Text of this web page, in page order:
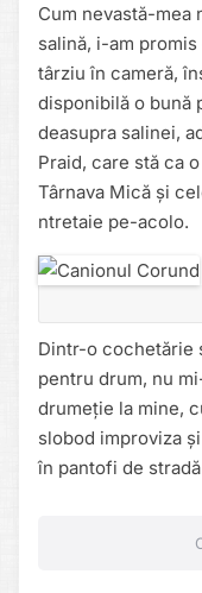
Cum nevastă-mea
salină, i-am
târziu în cameră,
disponibilă o bună
deasupra salinei,
Praid, care stă ca
Târnava Mică și
ntretaie pe-acolo.
Dintr-o cochetărie
pentru drum, nu
drumeție la mine,
slobod improviza
în pantofi de